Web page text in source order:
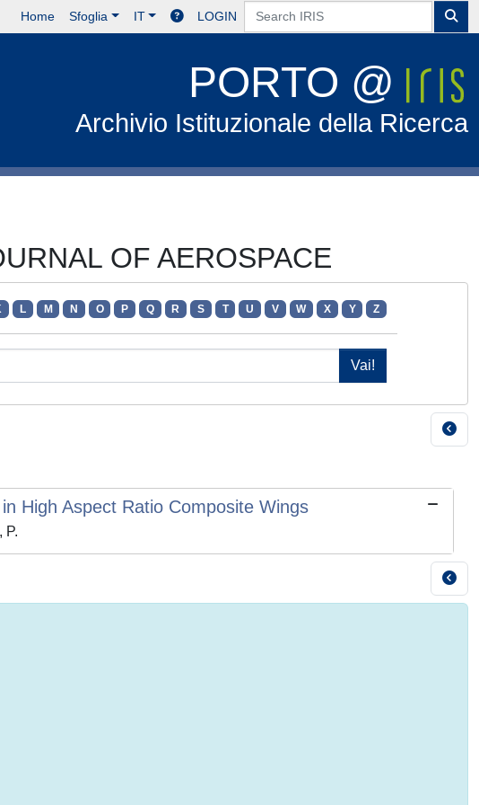
Home Sfoglia IT LOGIN
PORTO @
Archivio Istituzionale della Ricerca
OF AEROSPACE
L M N O P Q R S T U V W X Y Z
High Aspect Ratio Composite Wings
P.